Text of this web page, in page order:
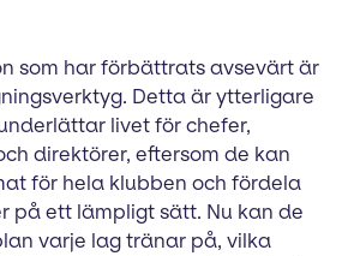
som har förbättrats avsevärt är
Detta är ytterligare
livet för chefer,
direktörer, eftersom de kan
för hela klubben och fördela
på ett lämpligt sätt. Nu kan de
varje lag tränar på, vilka